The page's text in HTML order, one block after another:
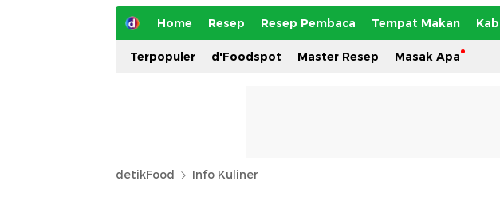
Home Resep Resep Pembaca Tempat Makan
Terpopuler d'Foodspot Master Resep Masak Apa
detikFood Info Kuliner